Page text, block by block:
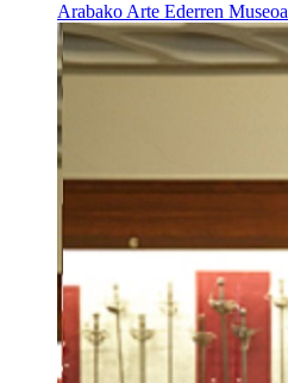
Arabako Arte Ederren Museoa